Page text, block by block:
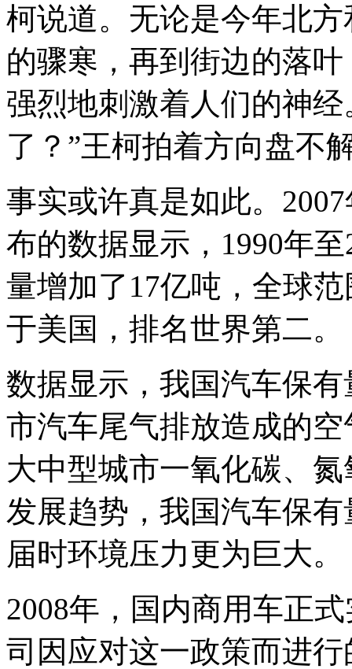
柯说道。无论是今年北
的骤寒，再到街边的落
强烈地刺激着人们的神
了？”王柯拍着方向盘不
事实或许真是如此。
布的数据显示，1990年
量增加了17亿吨，全球
于美国，排名世界第二。
数据显示，我国汽车保
市汽车尾气排放造成的
大中型城市一氧化碳、
发展趋势，我国汽车保
届时环境压力更为巨大。
2008年，国内商用车正
司因应对这一政策而进